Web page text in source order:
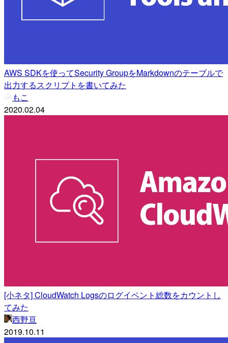
AWS SDKを使ってSecurity GroupをMarkdownのテーブルで
出力するスクリプトを書いてみた
もこ
2020.02.04
[小ネタ] CloudWatch Logsのログイベント総数をカウントし
てみた
西野亘
2019.10.11